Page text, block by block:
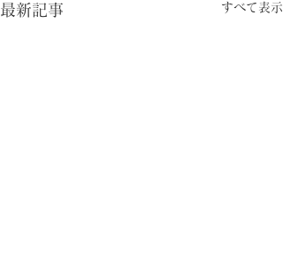
最新記事 すべて表示